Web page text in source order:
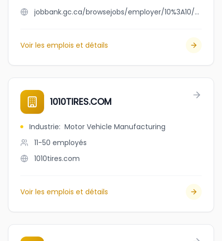
jobbank.gc.ca/browsejobs/employer/10%3A10/ca
Voir les emplois et détails
1010TIRES.COM
Industrie: Motor Vehicle Manufacturing
11-50 employés
1010tires.com
Voir les emplois et détails